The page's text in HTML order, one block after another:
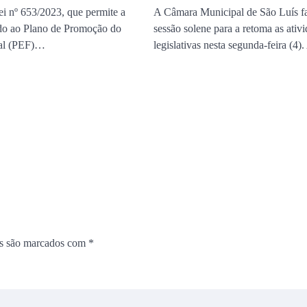
nº 653/2023, que permite a
ao Plano de Promoção do
(PEF)…
A Câmara Municipal de São Luís
sessão solene para a retoma as
legislativas nesta segunda-feira
são marcados com *